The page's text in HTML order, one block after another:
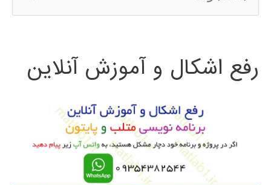
س
ج
رفع اشکال و آموزش آنلاین